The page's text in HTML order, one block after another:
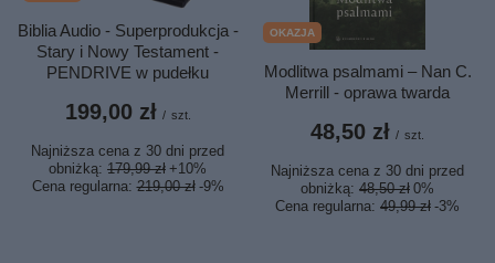
Biblia Audio - Superprodukcja -
Stary i Nowy Testament -
PENDRIVE w pudełku
199,00 zł / szt.
Najniższa cena z 30 dni przed
obniżką: 179,99 zł +10%
Cena regularna:219,00 zł -9%
OKAZJA
Modlitwa psalmami – Nan C.
Merrill - oprawa twarda
48,50 zł / szt.
Najniższa cena z 30 dni przed
obniżką: 48,50 zł 0%
Cena regularna: 49,99 zł -3%